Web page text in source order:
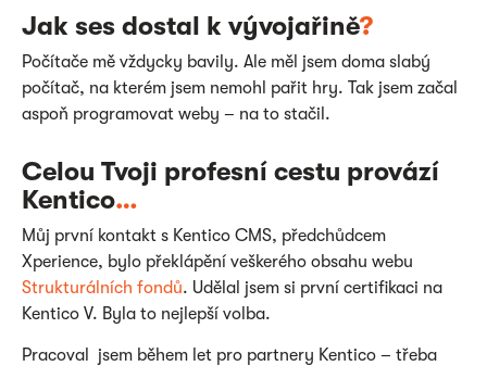
Jak ses dostal k vývojařině?
Počítače mě vždycky bavily. Ale měl jsem doma slabý
počítač, na kterém jsem nemohl pařit hry. Tak jsem začal
aspoň programovat weby – na to stačil.
Celou Tvoji profesní cestu provází
Kentico…
Můj první kontakt s Kentico CMS, předchůdcem
Xperience, bylo překlápění veškerého obsahu webu
Strukturálních fondů. Udělal jsem si první certifikaci na
Kentico V. Byla to nejlepší volba.
Pracoval jsem během let pro partnery Kentico – třeba